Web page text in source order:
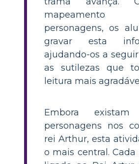
personagens, os
gravar esta
ajudando-os a
as sutilezas que
leitura mais
Embora existam
personagens nos
rei Arthur, esta
o mais central. Cada